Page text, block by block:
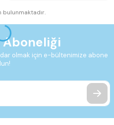
bulunmaktadır.
olmak için e-bültenimize abone